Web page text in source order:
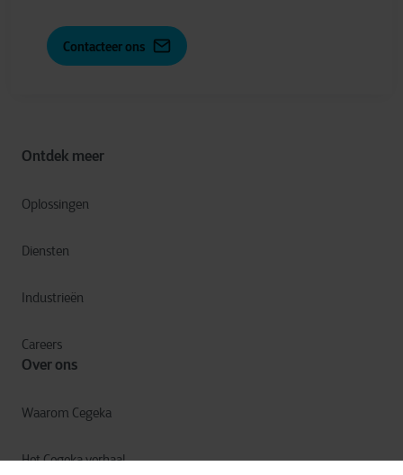
Ontdek meer
Oplossingen
Diensten
Industrieën
Careers
Over ons
Waarom Cegeka
Het Cegeka verhaal
Contacteer ons